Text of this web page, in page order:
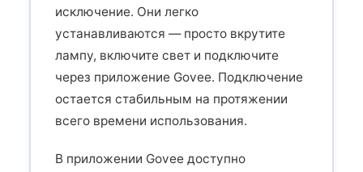
исключение. Они легко
устанавливаются — просто вкрутите
лампу, включите свет и подключите
через приложение Govee. Подключение
остается стабильным на протяжении
всего времени использования.
В приложении Govee доступно